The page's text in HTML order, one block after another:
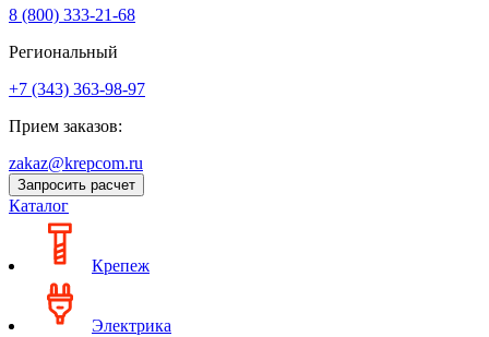
8 (800) 333‑21-68
Региональный
+7 (343) 363-98-97
Прием заказов:
zakaz@krepcom.ru
Запросить расчет
Каталог
Крепеж
Электрика